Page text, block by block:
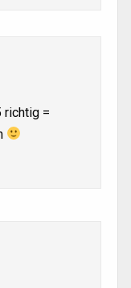
richtig =